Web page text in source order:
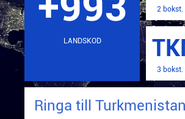
LANDSKOD
2 bokst.
3 bokst.
Ringa till Turkmenistan